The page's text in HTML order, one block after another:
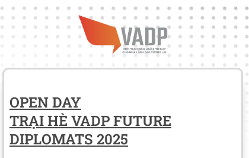
OPEN DAY
TRẠI HÈ VADP FUTURE
DIPLOMATS 2025